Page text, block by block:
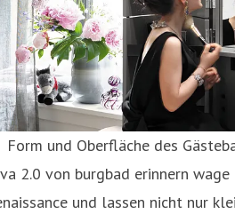
Form und Oberfläche des
2.0 von burgbad erinnern
und lassen nicht nur